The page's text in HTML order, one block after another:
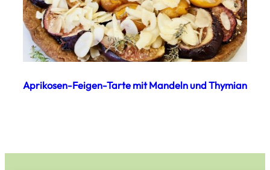
Aprikosen-Feigen-Tarte mit Mandeln und Thymian